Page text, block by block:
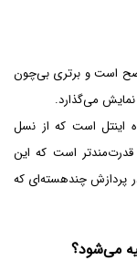
واضح است و برتری بی‌چون
می‌گذارد.
دهم پردازنده اینتل است که از نسل
به‌کار رفته در مدل ۲۰۱۸ بسیار قدرت‌مند‌تر است که این
چندهسته‌ای که